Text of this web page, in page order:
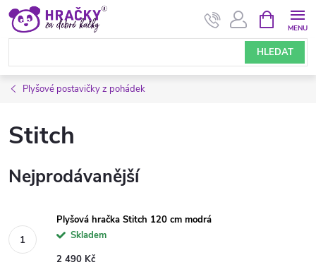
Přejít
obsah
HLEDAT
NÁKUPNÍ
KOŠÍK
Plyšové postavičky z pohádek
Stitch
Nejprodávanější
Plyšová hračka Stitch 120 cm modrá
Skladem
2 490 Kč